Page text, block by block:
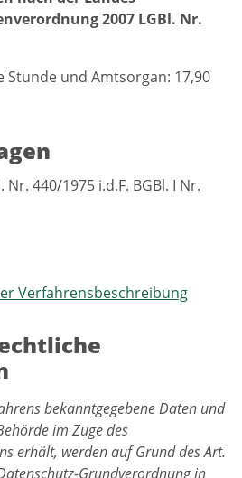
2007 LGBl. Nr.
Stunde und Amtsorgan: 17,90
Nr. 440/1975 i.d.F. BGBl. I Nr.
Verfahrensbeschreibung
bekanntgegebene Daten und
im Zuge des
erhält, werden auf Grund des Art.
Grundverordnung in